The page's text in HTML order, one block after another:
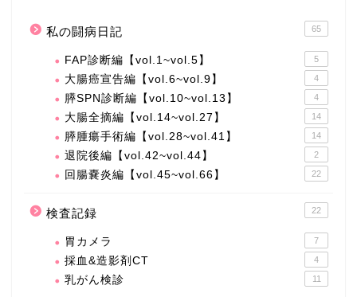
私の闘病日記 65
FAP診断編【vol.1~vol.5】 5
大腸癌宣告編【vol.6~vol.9】 4
膵SPN診断編【vol.10~vol.13】 4
大腸全摘編【vol.14~vol.27】 14
膵腫瘍手術編【vol.28~vol.41】 14
退院後編【vol.42~vol.44】 2
回腸嚢炎編【vol.45~vol.66】 22
検査記録 22
胃カメラ 7
採血&造影剤CT 4
乳がん検診 11